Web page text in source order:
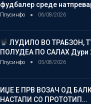
фудбалер среде
Плусинфо 06/08/2026
ЛУДИЛО ВО ТРАБЗОН,
ПОЛУДЕА ПО САЛАХ Дури
Плусинфо 05/08/2026
ИЏЕ Е ПРВ ВОЗАЧ ОД
НАСТАПИ СО ПРОТОТИП…